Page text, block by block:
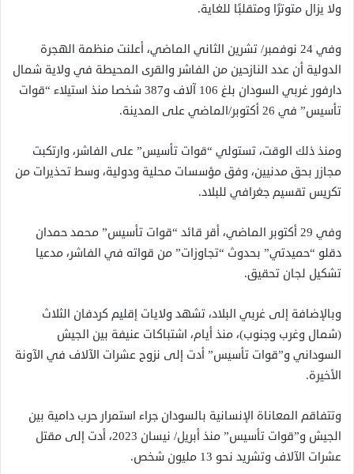
ولا يزال متوترًا ومتقلبًا للغاية.
وفي 24 نوفمبر/ تشرين الثاني الماضي، أعلنت منظمة الهجرة
الدولية أن عدد النازحين من الفاشر والقرى المحيطة في ولاية شمال
دارفور غربي السودان بلغ 106 آلاف و387 شخصا منذ استيلاء “قوات
تأسيس” في 26 أكتوبر/الماضي على المدينة.
ومنذ ذلك الوقت، تستولي “قوات تأسيس” على الفاشر، وارتكبت
مجازر بحق مدنيين، وفق مؤسسات محلية ودولية، وسط تحذيرات من
تكريس تقسيم جغرافي للبلاد.
وفي 29 أكتوبر الماضي، أقر قائد “قوات تأسيس” محمد حمدان
دقلو “حميدتي” بحدوث “تجاوزات” من قواته في الفاشر، مدعيا
تشكيل لجان تحقيق.
وبالإضافة إلى غربي البلاد، تشهد ولايات إقليم كردفان الثلاث
(شمال وغرب وجنوب)، منذ أيام، اشتباكات عنيفة بين الجيش
السوداني و”قوات تأسيس” أدت إلى نزوح عشرات الآلاف في الآونة
الأخيرة.
وتتفاقم المعاناة الإنسانية بالسودان جراء استمرار حرب دامية بين
الجيش و”قوات تأسيس” منذ أبريل/ نيسان 2023، أدت إلى مقتل
عشرات الآلاف وتشريد نحو 13 مليون شخص.